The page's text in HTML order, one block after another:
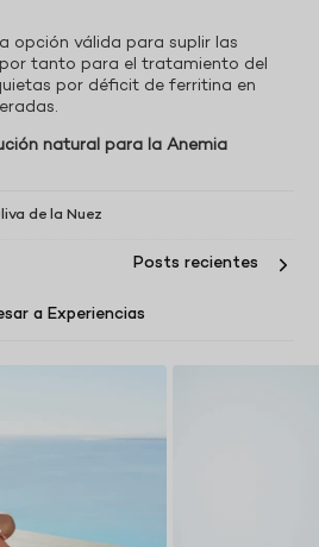
opción válida para suplir las
tanto para el tratamiento del
por déficit de ferritina en
natural para la Anemia
de la Nuez
a Experiencias
Posts recientes